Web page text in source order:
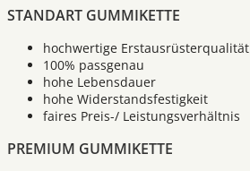
STANDART GUMMIKETTE
hochwertige Erstausrüsterqualität
100% passgenau
hohe Lebensdauer
hohe Widerstandsfestigkeit
faires Preis-/ Leistungsverhältnis
PREMIUM GUMMIKETTE